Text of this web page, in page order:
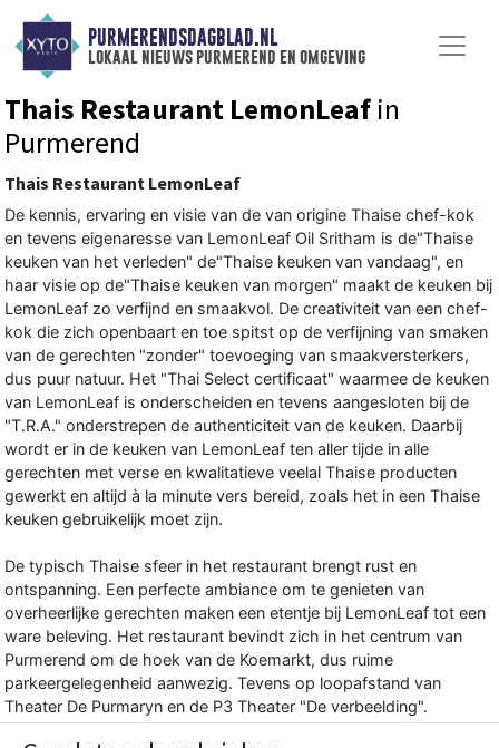
PURMERENDSDAGBLAD.NL
lokaal nieuws purmerend en omgeving
Thais Restaurant LemonLeaf in
Purmerend
Thais Restaurant LemonLeaf
De kennis, ervaring en visie van de van origine Thaise chef-kok
en tevens eigenaresse van LemonLeaf Oil Sritham is de"Thaise
keuken van het verleden" de"Thaise keuken van vandaag", en
haar visie op de"Thaise keuken van morgen" maakt de keuken bij
LemonLeaf zo verfijnd en smaakvol. De creativiteit van een chef-
kok die zich openbaart en toe spitst op de verfijning van smaken
van de gerechten "zonder" toevoeging van smaakversterkers,
dus puur natuur. Het "Thai Select certificaat" waarmee de keuken
van LemonLeaf is onderscheiden en tevens aangesloten bij de
"T.R.A." onderstrepen de authenticiteit van de keuken. Daarbij
wordt er in de keuken van LemonLeaf ten aller tijde in alle
gerechten met verse en kwalitatieve veelal Thaise producten
gewerkt en altijd à la minute vers bereid, zoals het in een Thaise
keuken gebruikelijk moet zijn.
De typisch Thaise sfeer in het restaurant brengt rust en
ontspanning. Een perfecte ambiance om te genieten van
overheerlijke gerechten maken een etentje bij LemonLeaf tot een
ware beleving. Het restaurant bevindt zich in het centrum van
Purmerend om de hoek van de Koemarkt, dus ruime
parkeergelegenheid aanwezig. Tevens op loopafstand van
Theater De Purmaryn en de P3 Theater "De verbeelding".